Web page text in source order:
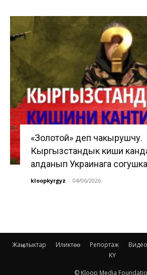
«Золотой» деп чакырушчу.
Кыргызстандык киши
алданып Украинага
kloopkyrgyz - 04/06/2026
Жаңылыктар Иликтөө Репортаж Видео
KY
© Kloop Media